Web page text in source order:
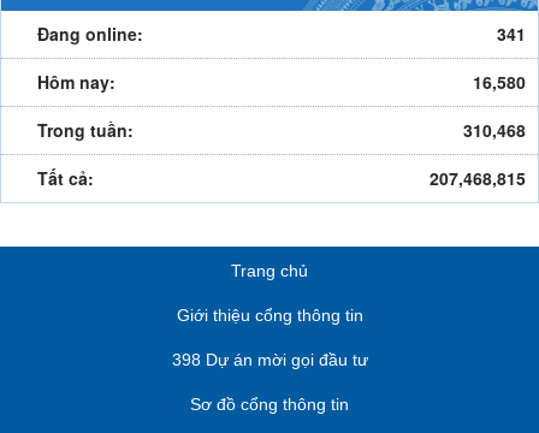
Đang online:
341
Hôm nay:
16,580
Trong tuần:
310,468
Tất cả:
207,468,815
Trang chủ
Giới thiệu cổng thông tin
398 Dự án mời gọi đầu tư
Sơ đồ cổng thông tin